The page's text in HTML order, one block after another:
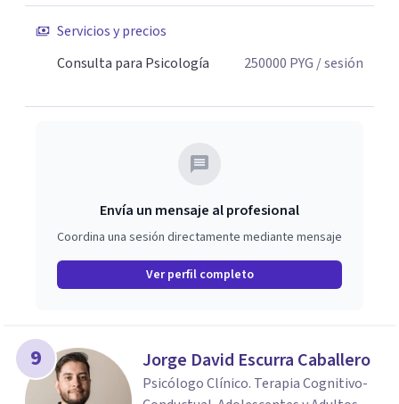
Servicios y precios
Consulta para Psicología
250000 PYG / sesión
Envía un mensaje al profesional
Coordina una sesión directamente mediante mensaje
Ver perfil completo
9 Jorge David Escurra Caballero
Psicólogo Clínico. Terapia Cognitivo-